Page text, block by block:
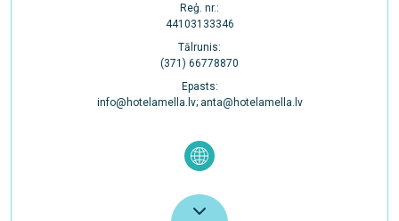
Reģ. nr.:
44103133346
Tālrunis:
(371) 66778870
Epasts:
info@hotelamella.lv; anta@hotelamella.lv